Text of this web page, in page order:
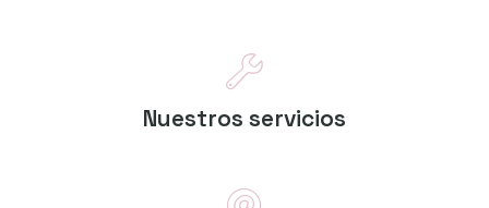
Nuestros servicios